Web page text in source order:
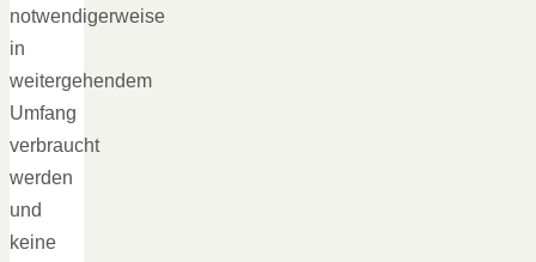
notwendigerweise
in
weitergehendem
Umfang
verbraucht
werden
und
keine